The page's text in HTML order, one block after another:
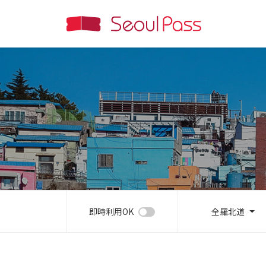
即時利用OK 全羅北道